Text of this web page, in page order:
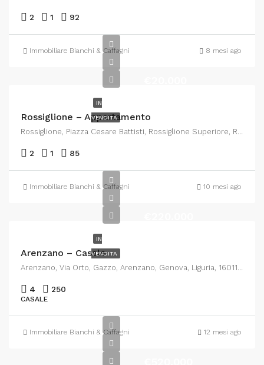
2 1 92
Immobiliare Bianchi & Caffagni 8 mesi ago
IN
VENDITA
Rossiglione – Appartamento
Rossiglione, Piazza Cesare Battisti, Rossiglione Superiore, Rossiglione, Genova, Liguria, 16060, Italia
2 1 85
Immobiliare Bianchi & Caffagni 10 mesi ago
IN
VENDITA
Arenzano – Casale
Arenzano, Via Orto, Gazzo, Arenzano, Genova, Liguria, 16011, Italia
4 250
CASALE
Immobiliare Bianchi & Caffagni 12 mesi ago